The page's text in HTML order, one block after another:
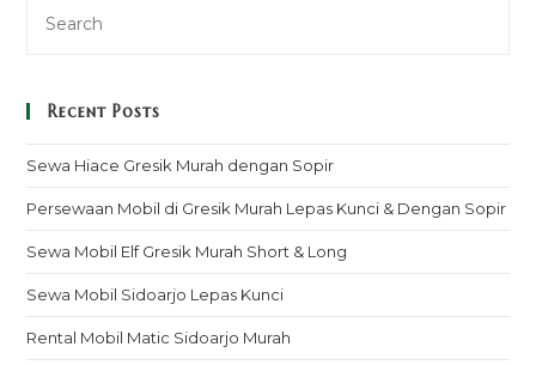
Recent Posts
Sewa Hiace Gresik Murah dengan Sopir
Persewaan Mobil di Gresik Murah Lepas Kunci & Dengan Sopir
Sewa Mobil Elf Gresik Murah Short & Long
Sewa Mobil Sidoarjo Lepas Kunci
Rental Mobil Matic Sidoarjo Murah